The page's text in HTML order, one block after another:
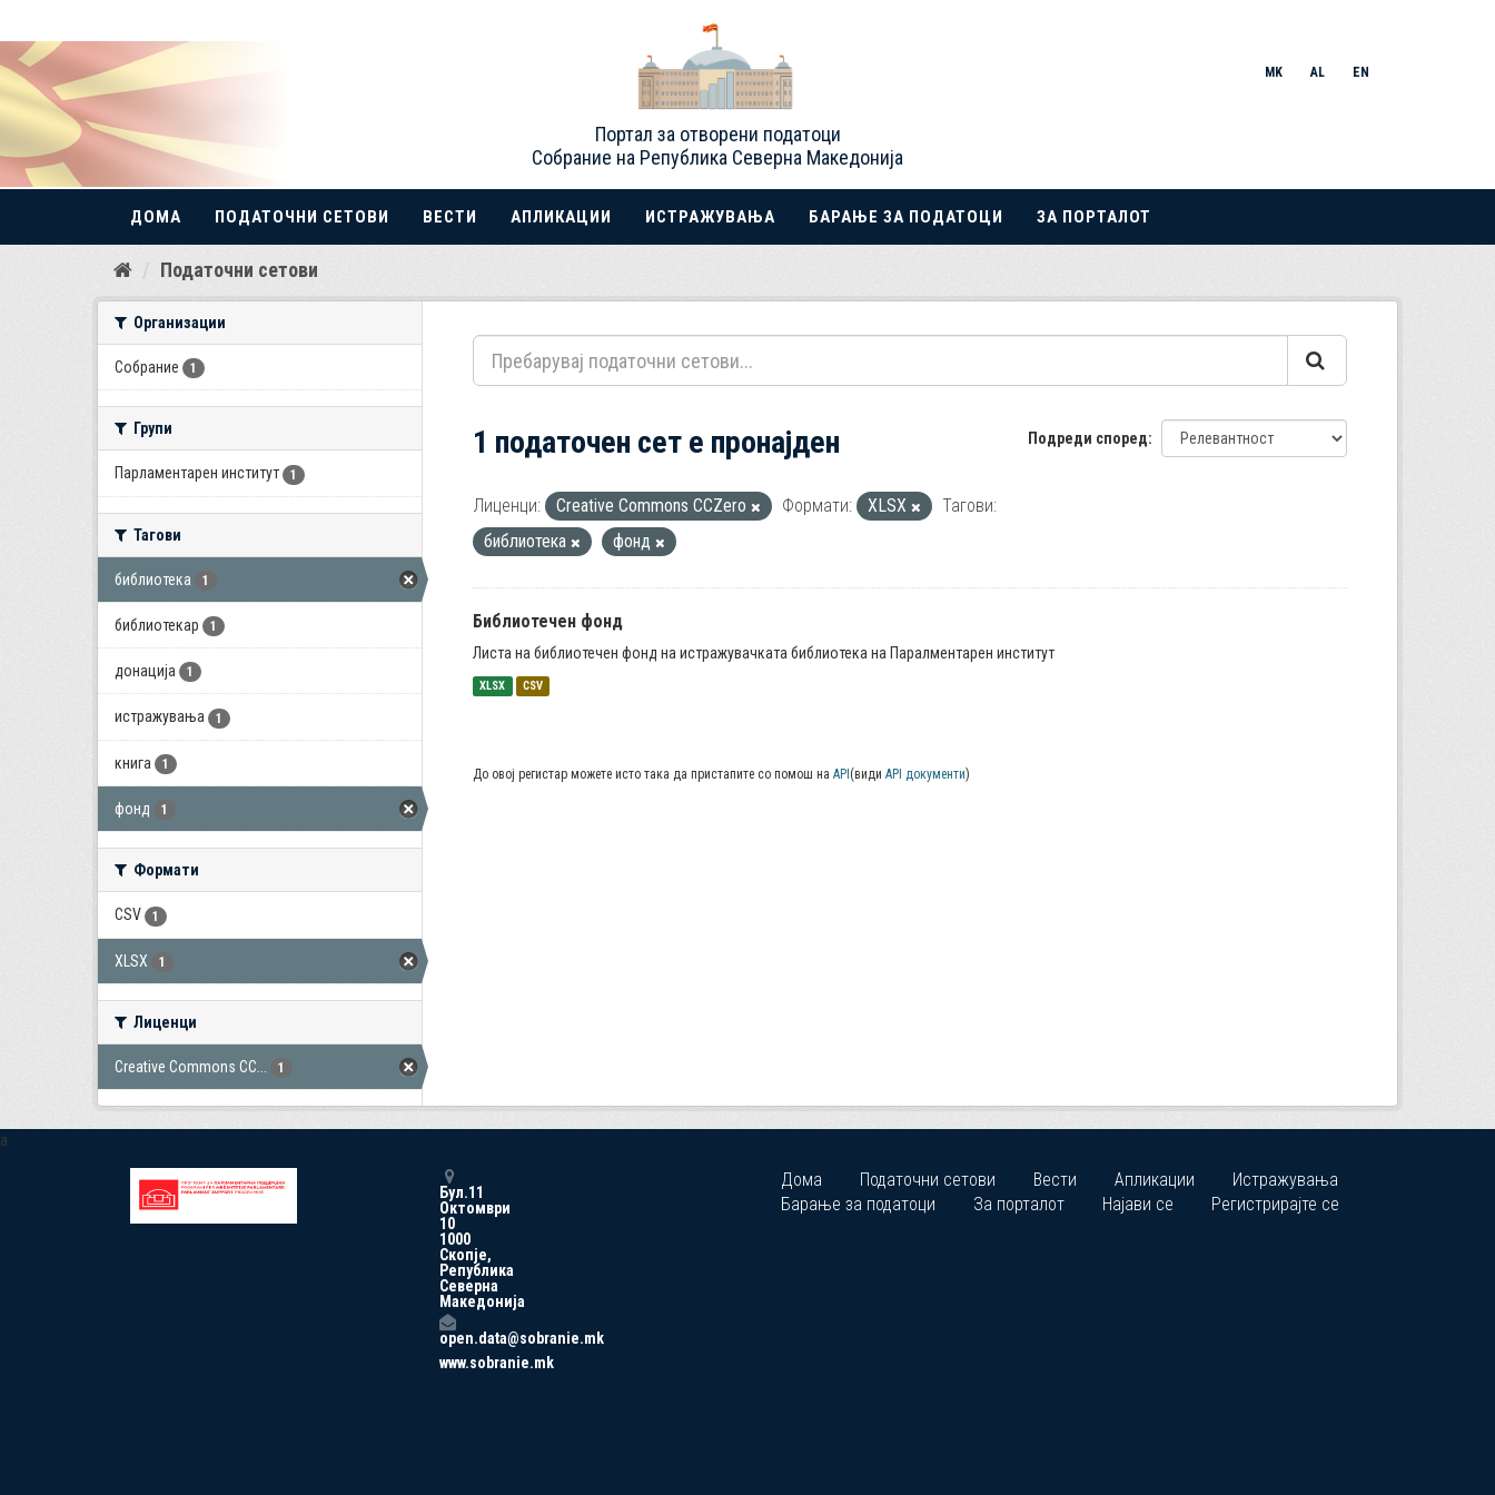
Прескокнете
Портал за отворени податоци
Собрание на Република Северна Македонија
MK AL EN
ДОМА ПОДАТОЧНИ СЕТОВИ ВЕСТИ АПЛИКАЦИИ ИСТРАЖУВАЊА БАРАЊЕ ЗА ПОДАТОЦИ ЗА ПОРТАЛОТ
Податочни сетови
Организации
Собрание 1
Групи
Парламентарен институт 1
Тагови
библиотека 1
библиотекар 1
донација 1
истражувања 1
книга 1
фонд 1
Формати
CSV 1
XLSX 1
Лиценци
Creative Commons CC... 1
Подреди според
1 податочен сет е пронајден
Лиценци: Creative Commons CCZero Формати: XLSX
Тагови:
библиотека
фонд
Библиотечен фонд
Листа на библиотечен фонд на истражувачката библиотека на Паралментарен институт
XLSX CSV
До овој регистар можете исто така да пристапите со помош на API (види API документи)
a
Бул.11
Октомври
10
1000
Скопје,
Република
Северна
Македонија
open.data@sobranie.mk
www.sobranie.mk
Дома Податочни сетови Вести Апликации
Истражувања
Барање за податоци
За порталот Најави се Регистрирајте се